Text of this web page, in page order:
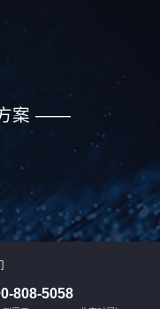
方案 ——
808-5058